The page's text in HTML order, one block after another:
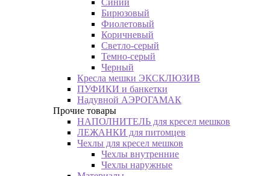
Синий
Бирюзовый
Фиолетовый
Коричневый
Светло-серый
Темно-серый
Черный
Кресла мешки ЭКСКЛЮЗИВ
ПУФИКИ и банкетки
Надувной АЭРОГАМАК
Прочие товары
НАПОЛНИТЕЛЬ для кресел мешков
ЛЕЖАНКИ для питомцев
Чехлы для кресел мешков
Чехлы внутренние
Чехлы наружные